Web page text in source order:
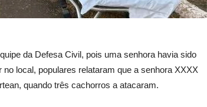
da Defesa Civil, pois uma senhora havia sido
local, populares relataram que a senhora XXXX
quando três cachorros a atacaram.